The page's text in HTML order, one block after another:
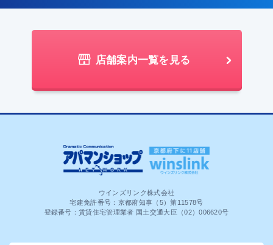
店舗案内一覧を見る
ウインズリンク株式会社
宅建免許番号：京都府知事（5）第11578号
登録番号：賃貸住宅管理業者 国土交通大臣（02）006620号